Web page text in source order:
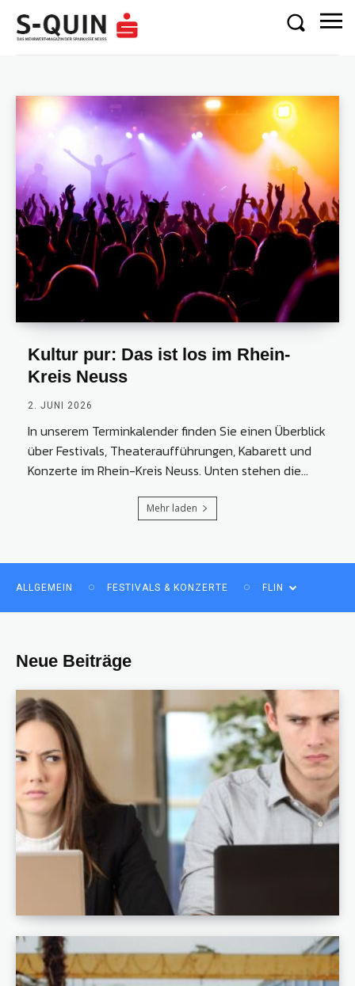
Terminkalender
Kultur pur: Das ist los im Rhein-
Kreis Neuss
2. JUNI 2026
In unserem Terminkalender finden Sie einen Überblick
über Festivals, Theateraufführungen, Kabarett und
Konzerte im Rhein-Kreis Neuss. Unten stehen die...
Mehr laden
ALLGEMEIN FESTIVALS & KONZERTE FLIN
Neue Beiträge